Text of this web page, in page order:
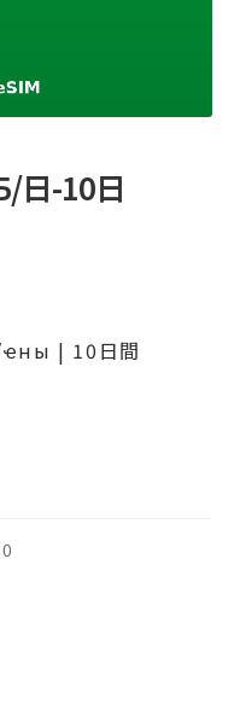
日-10日
| 10日間